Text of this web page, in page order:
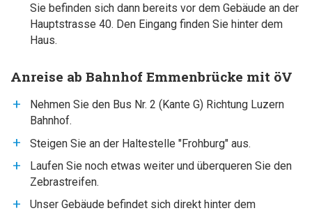
Sie befinden sich dann bereits vor dem Gebäude an der
Hauptstrasse 40. Den Eingang finden Sie hinter dem
Haus.
Anreise ab Bahnhof Emmenbrücke mit öV
Nehmen Sie den Bus Nr. 2 (Kante G) Richtung Luzern
Bahnhof.
Steigen Sie an der Haltestelle "Frohburg" aus.
Laufen Sie noch etwas weiter und überqueren Sie den
Zebrastreifen.
Unser Gebäude befindet sich direkt hinter dem